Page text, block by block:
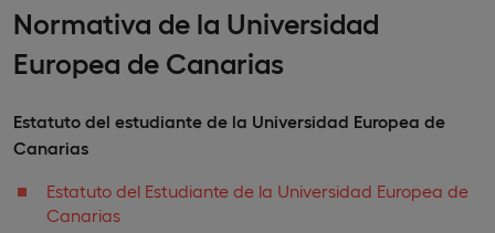
Normativa de la Universidad
Europea de Canarias
Estatuto del estudiante de la Universidad Europea de
Canarias
Estatuto del Estudiante de la Universidad Europea de
Canarias